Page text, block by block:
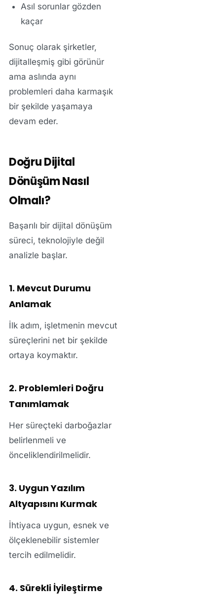
Asıl sorunlar gözden
kaçar
Sonuç olarak şirketler,
dijitalleşmiş gibi görünür
ama aslında aynı
problemleri daha karmaşık
bir şekilde yaşamaya
devam eder.
Doğru Dijital
Dönüşüm Nasıl
Olmalı?
Başarılı bir dijital dönüşüm
süreci, teknolojiyle değil
analizle başlar.
1. Mevcut Durumu
Anlamak
İlk adım, işletmenin mevcut
süreçlerini net bir şekilde
ortaya koymaktır.
2. Problemleri Doğru
Tanımlamak
Her süreçteki darboğazlar
belirlenmeli ve
önceliklendirilmelidir.
3. Uygun Yazılım
Altyapısını Kurmak
İhtiyaca uygun, esnek ve
ölçeklenebilir sistemler
tercih edilmelidir.
4. Sürekli İyileştirme